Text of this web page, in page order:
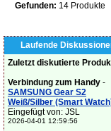
Gefunden: 14 Produkte
Laufende
Zuletzt diskutierte
Verbindung zum Handy -
SAMSUNG Gear S2
Weiß/Silber (Smart
Eingefügt von: JSL
2026-04-01 12:59:56